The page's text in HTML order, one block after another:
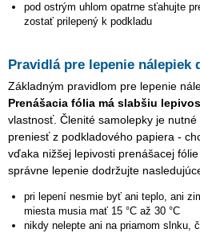
pod ostrým uhlom opatrne sťahujte
zostať prilepený k podkladu
Pravidlá pre lepenie nálepiek
Základným pravidlom pre lepenie
Prenášacia fólia má slabšiu
vlastnosť. Členité samolepky je
preniesť z podkladového papiera -
vďaka nižšej lepivosti prenášacej
správne lepenie dodržujte
pri lepení nesmie byť ani teplo, ani
miesta musia mať 15 °C až 30 °C
nikdy nelepte ani na priamom slnku,